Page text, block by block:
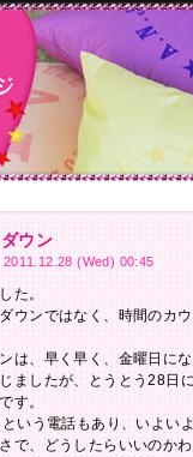
ウン
(Wed) 00:45
た。
ウンではなく、時間のカ
は、早く早く、金曜日に
ましたが、とうとう28日
す。
いう電話もあり、いよい
、どうしたらいいのか